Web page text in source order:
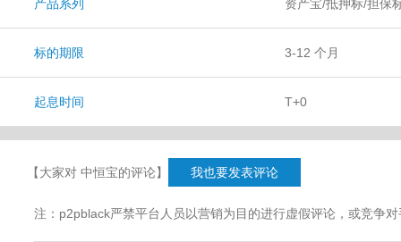
产品系列 资产宝/抵押标/担保
标的期限 3-12 个月
起息时间 T+0
【大家对 中恒宝的评论】 我也要发表评论
注：p2pblack严禁平台人员以营销为目的进行虚假评论，或竞争